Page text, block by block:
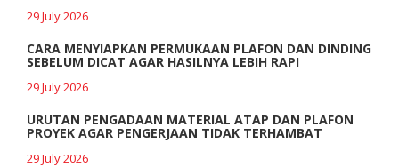
29 July 2026
CARA MENYIAPKAN PERMUKAAN PLAFON DAN DINDING
SEBELUM DICAT AGAR HASILNYA LEBIH RAPI
29 July 2026
URUTAN PENGADAAN MATERIAL ATAP DAN PLAFON
PROYEK AGAR PENGERJAAN TIDAK TERHAMBAT
29 July 2026